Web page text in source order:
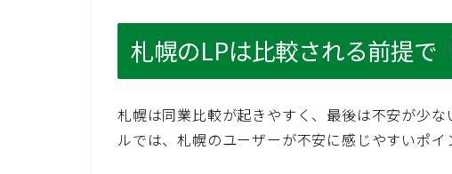
札幌のLPは比較される前提で
札幌は同業比較が起きやすく、最後は不安が少
ルでは、札幌のユーザーが不安に感じやすいポイ